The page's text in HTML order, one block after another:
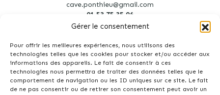
Gérer le consentement
Pour offrir les meilleures expériences, nous utilisons des
technologies telles que les cookies pour stocker et/ou accéder aux
informations des appareils. Le fait de consentir à ces
technologies nous permettra de traiter des données telles que le
comportement de navigation ou les ID uniques sur ce site. Le fait
de ne pas consentir ou de retirer son consentement peut avoir un
cave.ponthieu@gmail.com
01 53 75 35 96
Création site Internet : Agence Tyméo